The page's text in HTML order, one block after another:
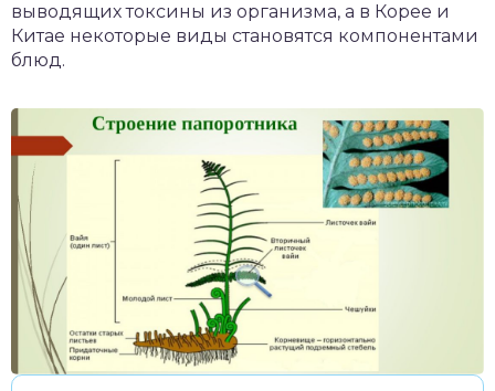
выводящих токсины из организма, а в Корее и
Китае некоторые виды становятся компонентами
блюд.